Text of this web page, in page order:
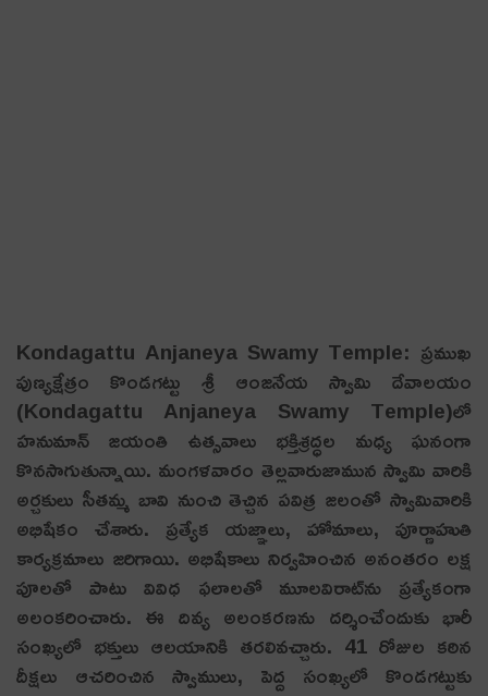
Kondagattu Anjaneya Swamy Temple: ప్రముఖ
పుణ్యక్షేత్రం కొండ‌గట్టు శ్రీ ఆంజ‌నేయ స్వామి దేవాల‌యం
(Kondagattu Anjaneya Swamy Temple)లో
హనుమాన్ జయంతి ఉత్సవాలు భక్తిశ్రద్ధల మధ్య ఘనంగా
కొనసాగుతున్నాయి. మంగళవారం తెల్లవారుజామున స్వామి వారికి
అర్చకులు సీతమ్మ బావి నుంచి తెచ్చిన పవిత్ర జలంతో స్వామివారికి
అభిషేకం చేశారు. ప్రత్యేక యజ్ఞాలు, హోమాలు, పూర్ణాహుతి
కార్యక్రమాలు జరిగాయి. అభిషేకాలు నిర్వహించిన అనంతరం లక్ష
పూలతో పాటు వివిధ ఫలాలతో మూలవిరాట్‌ను ప్రత్యేకంగా
అలంకరించారు. ఈ దివ్య అలంకరణను దర్శించేందుకు భారీ
సంఖ్యలో భక్తులు ఆలయానికి తరలివచ్చారు. 41 రోజుల కఠిన
దీక్షలు ఆచరించిన స్వాములు, పెద్ద సంఖ్యలో కొండగట్టుకు